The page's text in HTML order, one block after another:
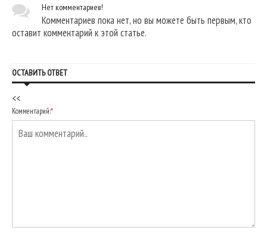
Нет комментариев!
Комментариев пока нет, но вы можете быть первым, кто
оставит комментарий к этой статье.
ОСТАВИТЬ ОТВЕТ
<<
Комментарий:*